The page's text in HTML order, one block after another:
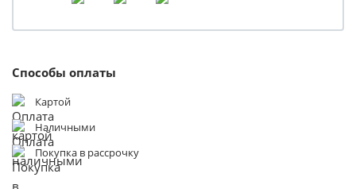
Способы оплаты
Картой
Наличными
Покупка в рассрочку